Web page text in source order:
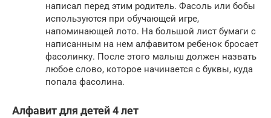
написал перед этим родитель. Фасоль или бобы
используются при обучающей игре,
напоминающей лото. На большой лист бумаги с
написанным на нем алфавитом ребенок бросает
фасолинку. После этого малыш должен назвать
любое слово, которое начинается с буквы, куда
попала фасолина.
Алфавит для детей 4 лет